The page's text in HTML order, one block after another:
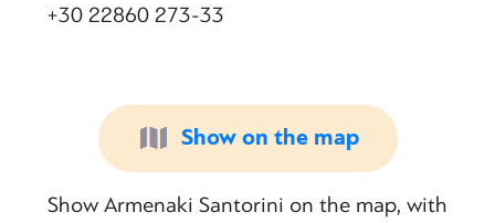
+30 22860 273-33
Show on the map
Show Armenaki Santorini on the map, with